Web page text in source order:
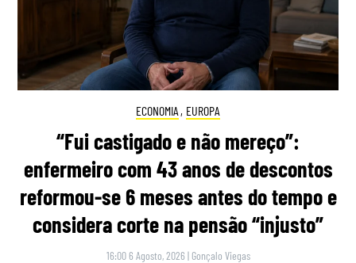
ECONOMIA , EUROPA
“Fui castigado e não mereço”:
enfermeiro com 43 anos de descontos
reformou-se 6 meses antes do tempo e
considera corte na pensão “injusto”
16:00 6 Agosto, 2026 | Gonçalo Viegas